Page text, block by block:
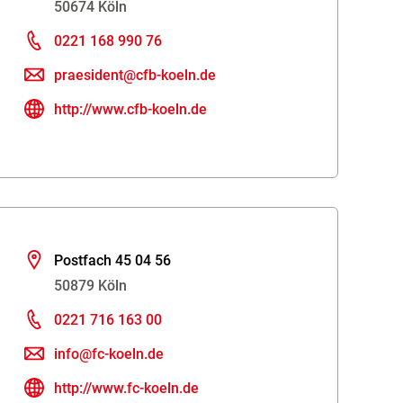
50674 Köln
0221 168 990 76
praesident@cfb-koeln.de
http://www.cfb-koeln.de
Postfach 45 04 56
50879 Köln
0221 716 163 00
info@fc-koeln.de
http://www.fc-koeln.de